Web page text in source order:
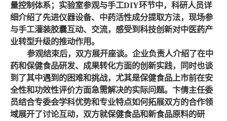
量控制体系；实验室参观与手工DIY环节中，科研人员详
细介绍了先进仪器设备、中药活性成分提取方法，现场参
与手工灌装胶囊互动、交流，感受到科技创新对中医药产
业转型升级的推动作用。‌
参观结束后，双方展开座谈。企业负责人介绍了在中
药和保健食品研发、成果转化方面的创新实践，同时也谈
到了其中遇到的困难和挑战，尤其是保健食品上市前在安
全性和功效性评价方面急需解决的实际问题。卞倩主任委
员结合专委会学科优势和专业特点如何拓展双方的合作领
域展开了讨论互动，双方就保健食品和新食品原料的研